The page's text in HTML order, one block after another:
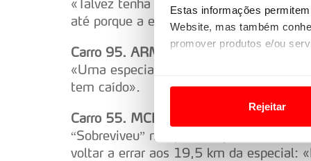
Estas informações
Website, mas também
promover produtos e/ou
Usamos cookies para
funcionalidades de redes
Rejeitar
«Talvez tenha sido muito cauteloso.
até porque a estrada também está a
Carro 95. ARMSTRONG/BYRNE
«Uma especial simplesmente
tem caído».
Carro 55. MCERLEAN/TREACY
“Sobreviveu” na aproximação de uma
voltar a errar aos 19,5 km da especial: